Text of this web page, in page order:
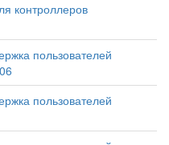
контроллеров
пользователей
пользователей